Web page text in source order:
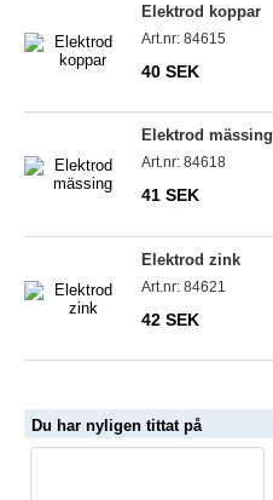
Elektrod koppar
Art.nr: 84615
40 SEK
Elektrod mässing
Art.nr: 84618
41 SEK
Elektrod zink
Art.nr: 84621
42 SEK
Du har nyligen tittat på